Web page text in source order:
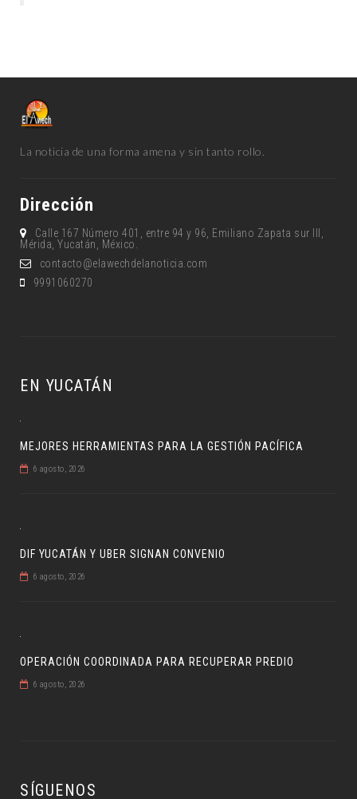
La noticia de una forma amena y sin tanto rollo.
Dirección
Calle 167 Número 401, entre 94 y 96, Emiliano Zapata sur lll,
Mérida, Yucatán, México.
contacto@elawechdelanoticia.com
9991060270
EN YUCATÁN
MEJORES HERRAMIENTAS PARA LA GESTIÓN PACÍFICA
6 agosto, 2026
DIF YUCATÁN Y UBER SIGNAN CONVENIO
6 agosto, 2026
OPERACIÓN COORDINADA PARA RECUPERAR PREDIO
6 agosto, 2026
SÍGUENOS